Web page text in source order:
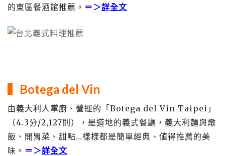
的東區餐酒館推薦。 ＝＞詳全文
Botega del Vin
由義大利人掌廚、營運的「Botega del Vin Taipei」
（4.3分/2,127則），是道地的義式餐廳，義大利麵與燉
飯、開胃菜、甜點…樣樣都是簡單經典、値得推薦的美
味。 ＝＞詳全文